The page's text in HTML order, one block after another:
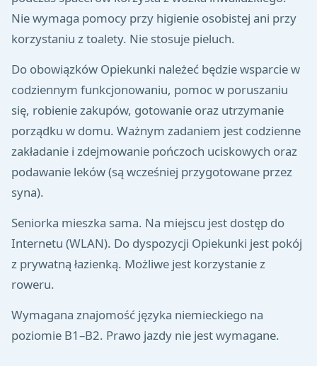
Nie wymaga pomocy przy higienie osobistej ani przy
korzystaniu z toalety. Nie stosuje pieluch.
Do obowiązków Opiekunki należeć będzie wsparcie w
codziennym funkcjonowaniu, pomoc w poruszaniu
się, robienie zakupów, gotowanie oraz utrzymanie
porządku w domu. Ważnym zadaniem jest codzienne
zakładanie i zdejmowanie pończoch uciskowych oraz
podawanie leków (są wcześniej przygotowane przez
syna).
Seniorka mieszka sama. Na miejscu jest dostęp do
Internetu (WLAN). Do dyspozycji Opiekunki jest pokój
z prywatną łazienką. Możliwe jest korzystanie z
roweru.
Wymagana znajomość języka niemieckiego na
poziomie B1–B2. Prawo jazdy nie jest wymagane.